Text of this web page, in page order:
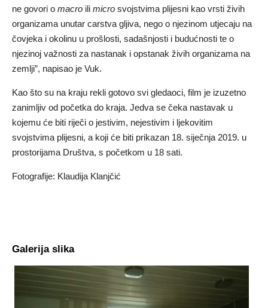
ne govori o macro ili micro svojstvima plijesni kao vrsti živih
organizama unutar carstva gljiva, nego o njezinom utjecaju na
čovjeka i okolinu u prošlosti, sadašnjosti i budućnosti te o
njezinoj važnosti za nastanak i opstanak živih organizama na
zemlji”, napisao je Vuk.
Kao što su na kraju rekli gotovo svi gledaoci, film je izuzetno
zanimljiv od početka do kraja. Jedva se čeka nastavak u
kojemu će biti riječi o jestivim, nejestivim i ljekovitim
svojstvima plijesni, a koji će biti prikazan 18. siječnja 2019. u
prostorijama Društva, s početkom u 18 sati.
Fotografije: Klaudija Klanjčić
Galerija slika